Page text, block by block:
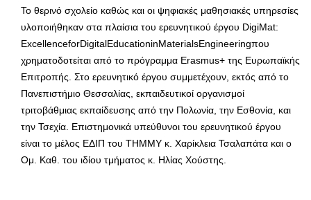
Το θερινό σχολείο καθώς και οι ψηφιακές μαθησιακές υπηρεσίες
υλοποιήθηκαν στα πλαίσια του ερευνητικού έργου DigiMat:
ExcellenceforDigitalEducationinMaterialsEngineeringπου
χρηματοδοτείται από το πρόγραμμα Erasmus+ της Ευρωπαϊκής
Επιτροπής. Στο ερευνητικό έργου συμμετέχουν, εκτός από το
Πανεπιστήμιο Θεσσαλίας, εκπαιδευτικοί οργανισμοί
τριτοβάθμιας εκπαίδευσης από την Πολωνία, την Εσθονία, και
την Τσεχία. Επιστημονικά υπεύθυνοι του ερευνητικού έργου
είναι το μέλος ΕΔΙΠ του ΤΗΜΜΥ κ. Χαρίκλεια Τσαλαπάτα και ο
Ομ. Καθ. του ιδίου τμήματος κ. Ηλίας Χούστης.